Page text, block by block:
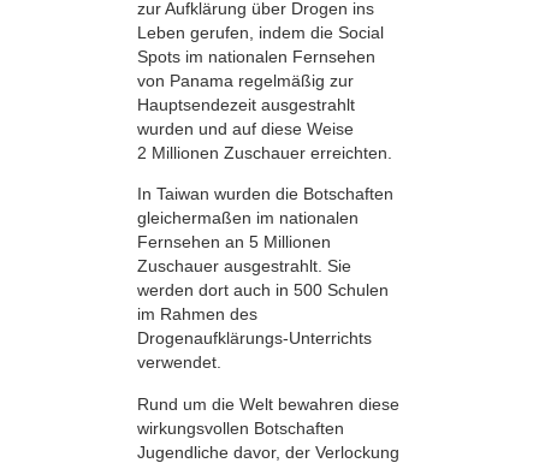
zur Aufklärung über Drogen ins
Leben gerufen, indem die Social
Spots im nationalen Fernsehen
von Panama regelmäßig zur
Hauptsendezeit ausgestrahlt
wurden und auf diese Weise
2 Millionen Zuschauer erreichten.
In Taiwan wurden die Botschaften
gleichermaßen im nationalen
Fernsehen an 5 Millionen
Zuschauer ausgestrahlt. Sie
werden dort auch in 500 Schulen
im Rahmen des
Drogenaufklärungs-Unterrichts
verwendet.
Rund um die Welt bewahren diese
wirkungsvollen Botschaften
Jugendliche davor, der Verlockung